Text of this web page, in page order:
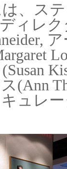
、ス
ディレ
(Ann
ュレー